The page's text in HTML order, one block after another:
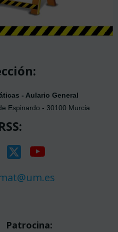
- Aulario General
Espinardo - 30100 Murcia
Patrocina: